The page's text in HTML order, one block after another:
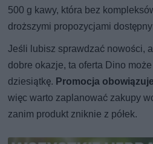
500 g kawy, która bez
droższymi propozycjami
Jeśli lubisz sprawdzać nowości,
dobre okazje, ta oferta Dino
dziesiątkę. Promocja
więc warto zaplanować zakupy
zanim produkt zniknie z półek.